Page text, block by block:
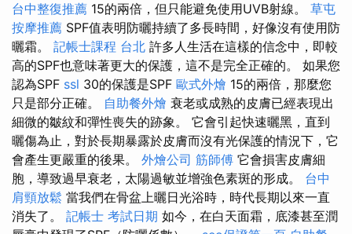
台中整復推薦 15的兩倍，但只能避免使用UVB射線。 草屯
按摩推薦 SPF值表明防曬持續了多長時間，好像沒有使用防
曬霜。 記帳士課程 台北 許多人生活在這樣的信念中，即較
高的SPF也意味著更大的保護，這不是完全正確的。 如果您
認為SPF ssl 30的保護是SPF 歐式外燴 15的兩倍，那麼您
只是部分正確。 自助餐外燴 衰老或成熟的皮膚已經表現出
細微的皺紋和彈性喪失的跡象。 它會引起快速曬黑，直到
曬傷為止，對於長期暴露於皮膚而沒有光保護的情況下，它
會產生更嚴重的後果。 外燴公司 筋師傅 它會損害皮膚細
胞，導致過早衰老，太陽過敏並增強色素斑的形成。 台中
肩頸放鬆 當我們在骨盆上曬日光浴時，時代長期以來一直
消失了。 記帳士 考試日期 如今，在白天面霜，底漆甚至潤